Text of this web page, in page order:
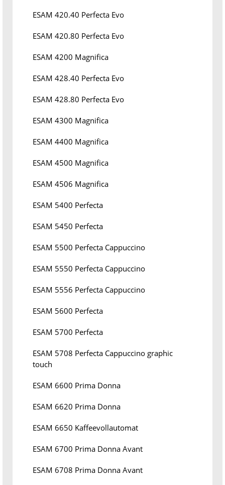
ESAM 420.40 Perfecta Evo
ESAM 420.80 Perfecta Evo
ESAM 4200 Magnifica
ESAM 428.40 Perfecta Evo
ESAM 428.80 Perfecta Evo
ESAM 4300 Magnifica
ESAM 4400 Magnifica
ESAM 4500 Magnifica
ESAM 4506 Magnifica
ESAM 5400 Perfecta
ESAM 5450 Perfecta
ESAM 5500 Perfecta Cappuccino
ESAM 5550 Perfecta Cappuccino
ESAM 5556 Perfecta Cappuccino
ESAM 5600 Perfecta
ESAM 5700 Perfecta
ESAM 5708 Perfecta Cappuccino graphic
touch
ESAM 6600 Prima Donna
ESAM 6620 Prima Donna
ESAM 6650 Kaffeevollautomat
ESAM 6700 Prima Donna Avant
ESAM 6708 Prima Donna Avant